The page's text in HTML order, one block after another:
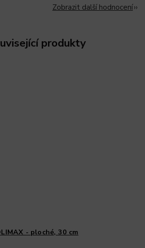
Zobrazit další hodnocení
produkty
- ploché, 30 cm